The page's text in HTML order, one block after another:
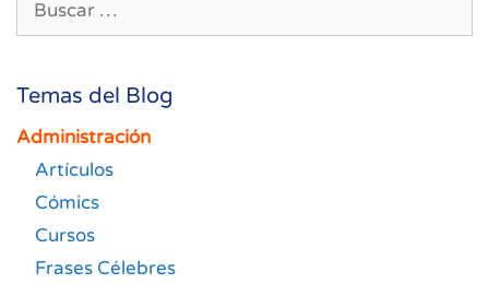
Temas del Blog
Administración
Artículos
Cómics
Cursos
Frases Célebres